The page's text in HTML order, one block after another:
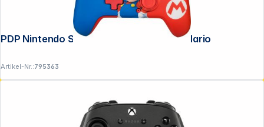
PDP Nintendo Switch Controller Super Mario
Artikel-Nr.:795363